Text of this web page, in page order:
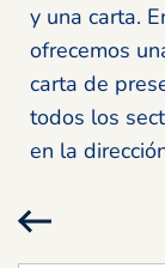
y una carta.
ofrecemos
carta de
todos los
en la